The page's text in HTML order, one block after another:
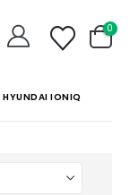
0
HYUNDAI IONIQ